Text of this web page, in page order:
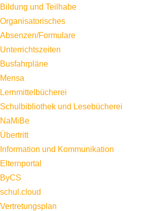
Bildung und Teilhabe
Organisatorisches
Absenzen/Formulare
Unterrichtszeiten
Busfahrpläne
Mensa
Lernmittelbücherei
Schulbibliothek und Lesebücherei
NaMiBe
Übertritt
Information und Kommunikation
Elternportal
ByCS
schul.cloud
Vertretungsplan